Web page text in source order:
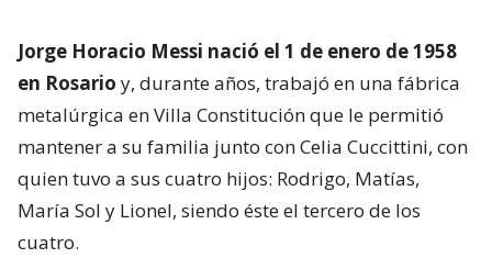
Jorge Horacio Messi nació el 1 de enero de 1958
en Rosario y, durante años, trabajó en una fábrica
metalúrgica en Villa Constitución que le permitió
mantener a su familia junto con Celia Cuccittini, con
quien tuvo a sus cuatro hijos: Rodrigo, Matías,
María Sol y Lionel, siendo éste el tercero de los
cuatro.